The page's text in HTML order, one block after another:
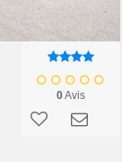
0Avis